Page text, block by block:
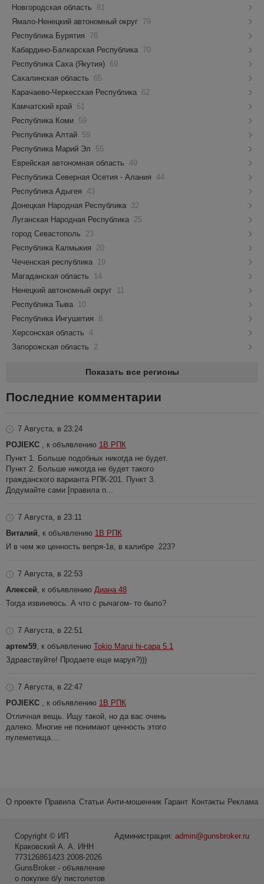
Новгородская область
81
Ямало-Ненецкий автономный округ 79
Республика Бурятия
78
Кабардино-Балкарская Республика 70
Республика Саха (Якутия) 69
Сахалинская область
65
Карачаево-Черкесская Республика 62
Камчатский край 61
Республика Коми 59
Республика Алтай 59
Республика Марий Эл
55
Еврейская автономная область 49
Республика Северная Осетия - Алания 44
Республика Адыгея 43
Донецкая Народная Республика 32
Луганская Народная Республика 25
город Севастополь
23
Республика Калмыкия
20
Чеченская республика 19
Магаданская область
14
Ненецкий автономный округ 11
Республика Тыва 10
Республика Ингушетия
8
Херсонская область 4
Запорожская область
2
Показать все регионы
Последние комментарии
7 Августа, в 23:24
POJIEKC
, к объявлению 1В РПК
Пункт 1. Больше подобных никогда не будет.
Пункт 2. Больше никогда не будет такого
гражданского варианта РПК-201. Пункт 3.
Додумайте сами [правила п...
7 Августа, в 23:11
Виталий , к объявлению 1В РПК
И в чем же ценность вепря-1в, в калибре .223?
7 Августа, в 22:53
Алексей , к объявлению Диана 48
Тогда извиняюсь. А что с рычагом- то было?
7 Августа, в 22:51
артем59 , к объявлению Tokio Marui hi-capa 5.1
Здравствуйте! Продаете еще маруя?)))
7 Августа, в 22:47
POJIEKC
, к объявлению 1В РПК
Отличная вещь. Ищу такой, но да вас очень
далеко. Многие не понимают ценность этого
пулеметища....
О проекте Правила Статьи Анти-мошенник Гарант Контакты Реклама
Администрация: admin@gunsbroker.ru
Copyright © ИП
Краковский А. А. ИНН
773126861423 2008-2026
GunsBroker - объявление
о покупке б/у пистолетов